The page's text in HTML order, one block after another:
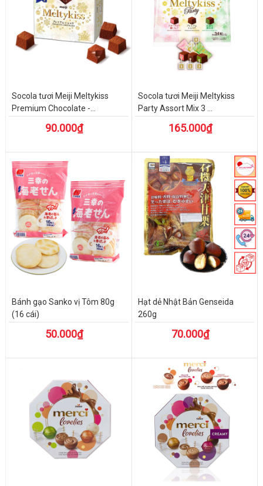
Socola tươi Meiji Meltykiss
Premium Chocolate -...
90.000₫
Socola tươi Meiji Meltykiss
Party Assort Mix 3 ...
165.000₫
Bánh gạo Sanko vị Tôm 80g
(16 cái)
50.000₫
Hạt dẻ Nhật Bản Genseida
260g
70.000₫